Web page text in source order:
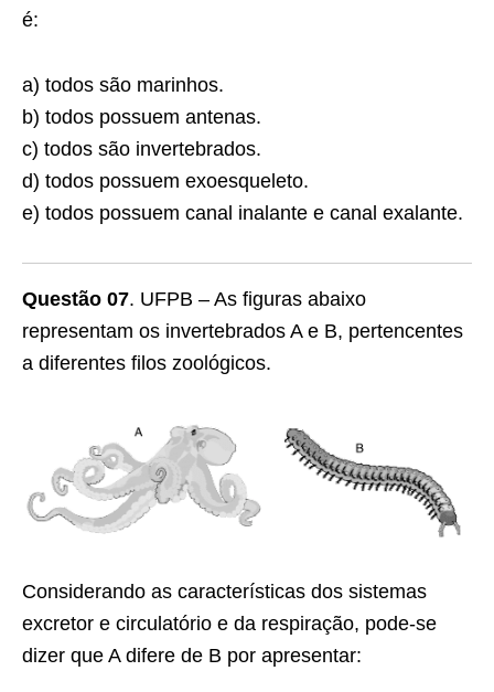
é:
a) todos são marinhos.
b) todos possuem antenas.
c) todos são invertebrados.
d) todos possuem exoesqueleto.
e) todos possuem canal inalante e canal exalante.
Questão 07. UFPB – As figuras abaixo
representam os invertebrados A e B, pertencentes
a diferentes filos zoológicos.
Considerando as características dos sistemas
excretor e circulatório e da respiração, pode-se
dizer que A difere de B por apresentar: